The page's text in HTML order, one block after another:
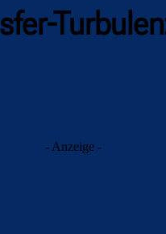
- Anzeige -